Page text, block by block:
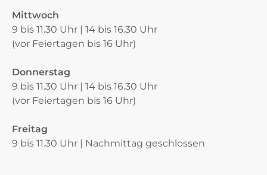
Mittwoch
9 bis 11.30 Uhr | 14 bis 16.30 Uhr
(vor Feiertagen bis 16 Uhr)
Donnerstag
9 bis 11.30 Uhr | 14 bis 16.30 Uhr
(vor Feiertagen bis 16 Uhr)
Freitag
9 bis 11.30 Uhr | Nachmittag geschlossen